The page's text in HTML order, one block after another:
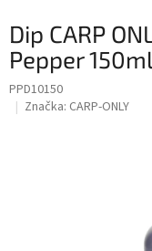
Dip CARP
Pepper
PPD10150
Značka: CARP-ONLY